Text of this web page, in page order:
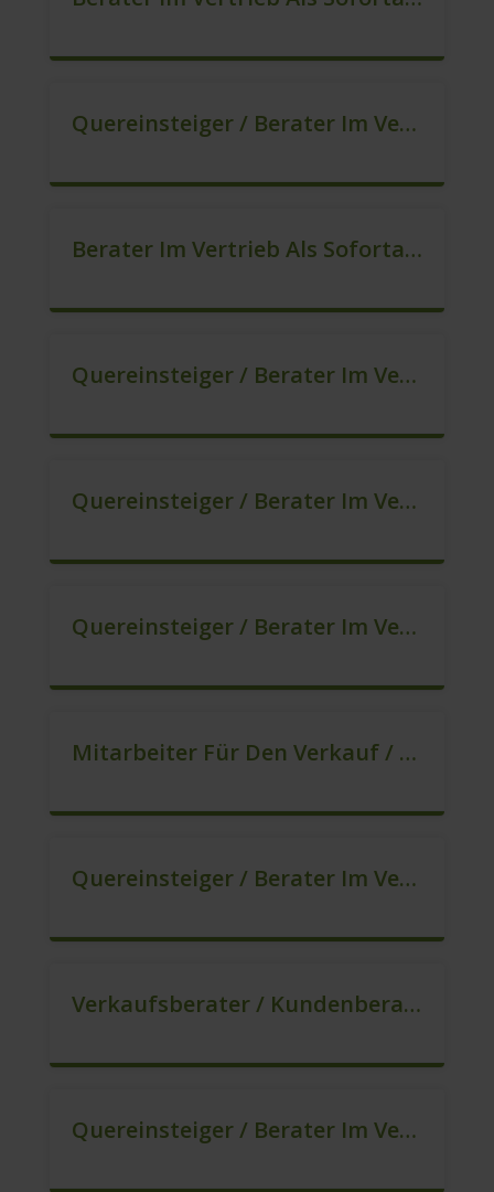
Quereinsteiger / Berater Im Vertrieb (Außendienst) (m/w/d)
Berater Im Vertrieb Als Sofortanstellung (m/w/d)
Quereinsteiger / Berater Im Vertrieb In Festanstellung (m/w/d)
Quereinsteiger / Berater Im Vertrieb, Keine Zeitarbeit! (m/w/d)
Quereinsteiger / Berater Im Vertrieb – Ab Sofort (m/w/d)
Mitarbeiter Für Den Verkauf / Quereinsteiger (m/w/d)
Quereinsteiger / Berater Im Vertrieb (m/w/d)
Verkaufsberater / Kundenberater – Mehr Als Ein Job (m/w/d)
Quereinsteiger / Berater Im Vertrieb / Außendienst (m/w/d)